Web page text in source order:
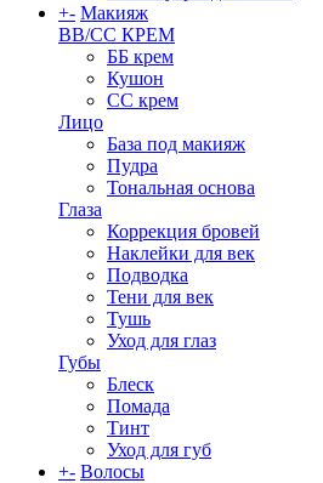
+- Макияж
BB/CC КРЕМ
ББ крем
Кушон
СС крем
Лицо
База под макияж
Пудра
Тональная основа
Глаза
Коррекция бровей
Наклейки для век
Подводка
Тени для век
Тушь
Уход для глаз
Губы
Блеск
Помада
Тинт
Уход для губ
+- Волосы